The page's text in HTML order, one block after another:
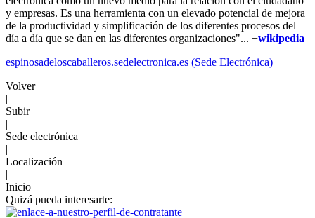
y empresas. Es una herramienta con un elevado potencial de mejora
de la productividad y simplificación de los diferentes procesos del
día a día que se dan en las diferentes organizaciones"... +wikipedia
espinosadeloscaballeros.sedelectronica.es (Sede Electrónica)
Volver
|
Subir
|
Sede electrónica
|
Localización
|
Inicio
Quizá pueda interesarte: